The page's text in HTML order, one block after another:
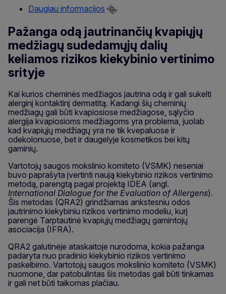
Daugiau informacijos
Pažanga odą jautrinančių kvapiųjų
medžiagų sudedamųjų dalių
keliamos rizikos kiekybinio vertinimo
srityje
Kai kurios cheminės medžiagos jautrina odą ir gali sukelti
alerginį kontaktinį dermatitą. Kadangi šių cheminių
medžiagų gali būti kvapiosiose medžiagose, sąlyčio
alergija kvapiosioms medžiagoms yra problema, juolab
kad kvapiųjų medžiagų yra ne tik kvepaluose ir
odekolonuose, bet ir daugelyje kosmetikos bei kitų
gaminių.
Vartotojų saugos mokslinio komiteto (VSMK) neseniai
buvo paprašyta įvertinti naują kiekybinio rizikos vertinimo
metodą, parengtą pagal projektą IDEA (angl.
International Dialogue for the Evaluation of Allergens).
Šis metodas (QRA2) grindžiamas ankstesniu odos
jautrinimo kiekybiniu rizikos vertinimo modeliu, kurį
parengė Tarptautinė kvapiųjų medžiagų gamintojų
asociacija (IFRA).
QRA2 galutinėje ataskaitoje nurodoma, kokia pažanga
padaryta nuo pradinio kiekybinio rizikos vertinimo
paskelbimo. Vartotojų saugos mokslinio komiteto (VSMK)
nuomone, dar patobulintas šis metodas gali būti tinkamas
ir gali net būti taikomas plačiau.